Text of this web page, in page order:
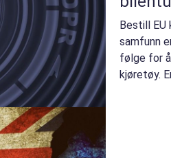
Bestill EU
samfunn
følge for
kjøretøy.